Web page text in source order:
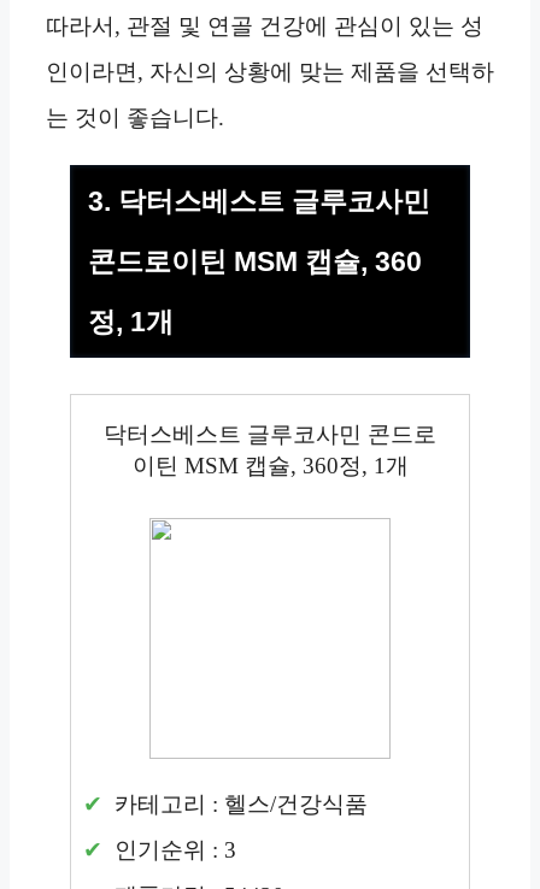
따라서, 관절 및 연골 건강에 관심이 있는 성
인이라면, 자신의 상황에 맞는 제품을 선택하
는 것이 좋습니다.
3. 닥터스베스트 글루코사민
콘드로이틴 MSM 캡슐, 360
정, 1개
닥터스베스트 글루코사민 콘드로
이틴 MSM 캡슐, 360정, 1개
카테고리 : 헬스/건강식품
인기순위 : 3